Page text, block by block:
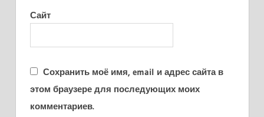
Сайт
Сохранить моё имя, email и адрес сайта в
этом браузере для последующих моих
комментариев.